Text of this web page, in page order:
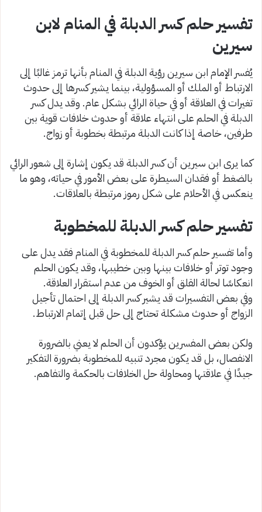
تفسير حلم كسر الدبلة في المنام لابن
سيرين
يُفسر الإمام ابن سيرين رؤية الدبلة في المنام بأنها ترمز غالبًا إلى
الارتباط أو الملك أو المسؤولية، بينما يشير كسرها إلى حدوث
تغيرات في العلاقة أو في حياة الرائي بشكل عام. وقد يدل كسر
الدبلة في الحلم على انتهاء علاقة أو حدوث خلافات قوية بين
طرفين، خاصة إذا كانت الدبلة مرتبطة بخطوبة أو زواج.
كما يرى ابن سيرين أن كسر الدبلة قد يكون إشارة إلى شعور الرائي
بالضغط أو فقدان السيطرة على بعض الأمور في حياته، وهو ما
ينعكس في الأحلام على شكل رموز مرتبطة بالعلاقات.
تفسير حلم كسر الدبلة للمخطوبة
وأما تفسير حلم كسر الدبلة للمخطوبة في المنام فقد يدل على
وجود توتر أو خلافات بينها وبين خطيبها، وقد يكون الحلم
انعكاسًا لحالة القلق أو الخوف من عدم استقرار العلاقة.
وفي بعض التفسيرات قد يشير كسر الدبلة إلى احتمال تأجيل
الزواج أو حدوث مشكلة تحتاج إلى حل قبل إتمام الارتباط.
ولكن بعض المفسرين يؤكدون أن الحلم لا يعني بالضرورة
الانفصال، بل قد يكون مجرد تنبيه للمخطوبة بضرورة التفكير
جيدًا في علاقتها ومحاولة حل الخلافات بالحكمة والتفاهم.